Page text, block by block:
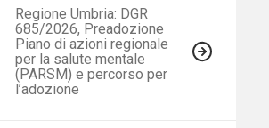
Regione Umbria: DGR
685/2026, Preadozione
Piano di azioni regionale
per la salute mentale
(PARSM) e percorso per
l’adozione